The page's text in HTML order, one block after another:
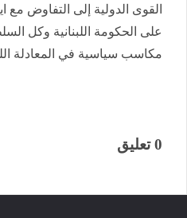
القوى الدولية إلى التفاوض مع
على الحكومة اللبنانية وكل
مكاسب سياسية في المعادلة
0 تعليق